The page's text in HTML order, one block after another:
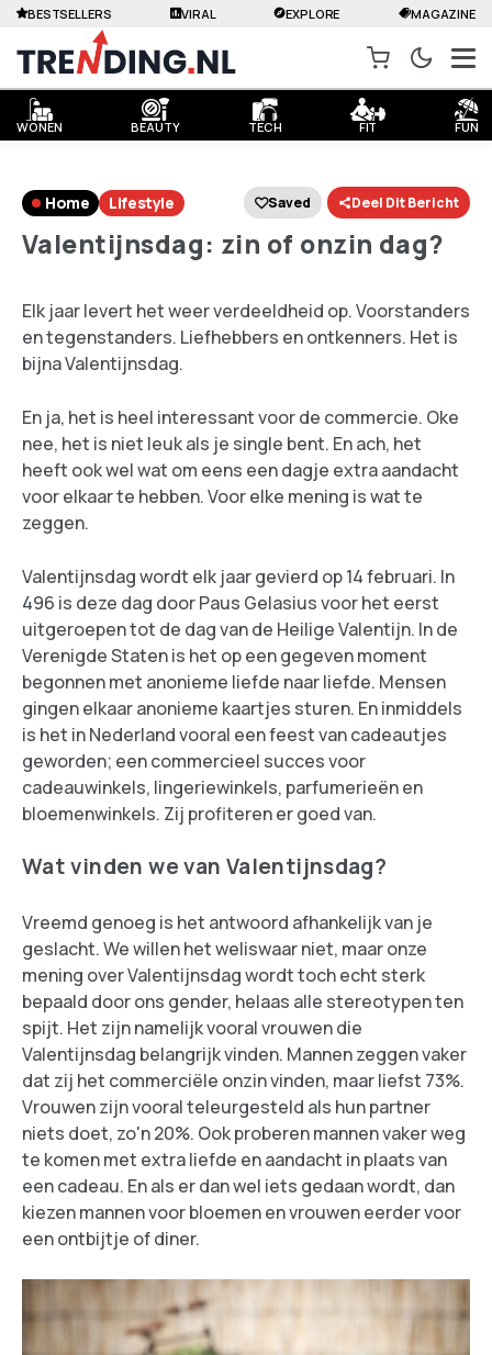
WONEN BEAUTY TECH FIT FUN
BESTSELLERS VIRAL EXPLORE MAGAZINE
Home Lifestyle Saved Deel Dit Bericht
Valentijnsdag: zin of onzin dag?
Elk jaar levert het weer verdeeldheid op. Voorstanders
en tegenstanders. Liefhebbers en ontkenners. Het is
bijna Valentijnsdag.
En ja, het is heel interessant voor de commercie. Oke
nee, het is niet leuk als je single bent. En ach, het
heeft ook wel wat om eens een dagje extra aandacht
voor elkaar te hebben. Voor elke mening is wat te
zeggen.
Valentijnsdag wordt elk jaar gevierd op 14 februari. In
496 is deze dag door Paus Gelasius voor het eerst
uitgeroepen tot de dag van de Heilige Valentijn. In de
Verenigde Staten is het op een gegeven moment
begonnen met anonieme liefde naar liefde. Mensen
gingen elkaar anonieme kaartjes sturen. En inmiddels
is het in Nederland vooral een feest van cadeautjes
geworden; een commercieel succes voor
cadeauwinkels, lingeriewinkels, parfumerieën en
bloemenwinkels. Zij profiteren er goed van.
Wat vinden we van Valentijnsdag?
Vreemd genoeg is het antwoord afhankelijk van je
geslacht. We willen het weliswaar niet, maar onze
mening over Valentijnsdag wordt toch echt sterk
bepaald door ons gender, helaas alle stereotypen ten
spijt. Het zijn namelijk vooral vrouwen die
Valentijnsdag belangrijk vinden. Mannen zeggen vaker
dat zij het commerciële onzin vinden, maar liefst 73%.
Vrouwen zijn vooral teleurgesteld als hun partner
niets doet, zo'n 20%. Ook proberen mannen vaker weg
te komen met extra liefde en aandacht in plaats van
een cadeau. En als er dan wel iets gedaan wordt, dan
kiezen mannen voor bloemen en vrouwen eerder voor
een ontbijtje of diner.